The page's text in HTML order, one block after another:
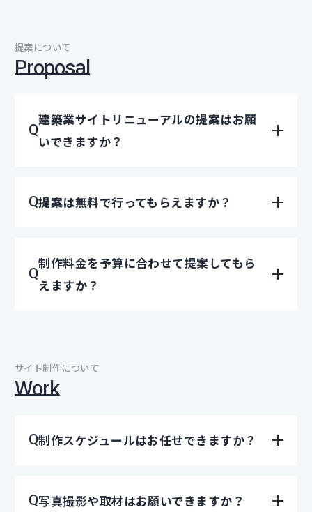
提案について
Proposal
建築業サイトリニューアルの提案はお願
いできますか？
提案は無料で行ってもらえますか？
制作料金を予算に合わせて提案してもら
えますか？
サイト制作について
Work
制作スケジュールはお任せできますか？
写真撮影や取材はお願いできますか？